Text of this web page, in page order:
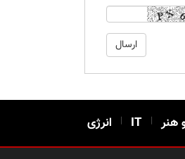
هنر |
IT
| انرژی